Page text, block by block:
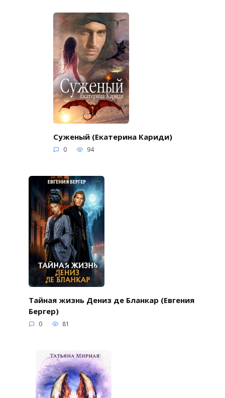
Суженый (Екатерина Кариди)
0 94
Тайная жизнь Дениз де Бланкар (Евгения
Бергер)
0 81